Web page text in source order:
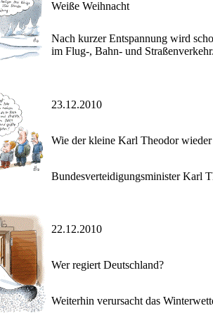
Weiße Weihnacht
Nach kurzer Entspannung wird
im Flug-, Bahn- und
23.12.2010
Wie der kleine Karl Theodor wieder
Bundesverteidigungsminister Karl
22.12.2010
Wer regiert Deutschland?
Weiterhin verursacht das